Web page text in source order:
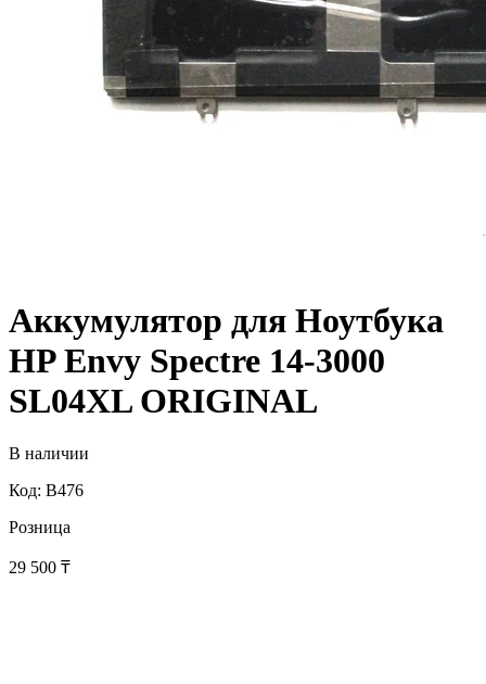
Аккумулятор для Ноутбука
HP Envy Spectre 14-3000
SL04XL ORIGINAL
В наличии
Код: B476
Розница
29 500 ₸